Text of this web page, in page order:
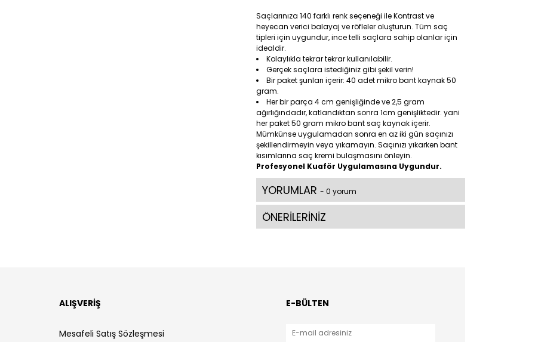
Saçlarınıza 140 farklı renk seçeneği ile Kontrast ve
heyecan verici balayaj ve röfleler oluşturun. Tüm saç
tipleri için uygundur, ince telli saçlara sahip olanlar için
idealdir.
Kolaylıkla tekrar tekrar kullanılabilir.
Gerçek saçlara istediğiniz gibi şekil verin!
Bir paket şunları içerir: 40 adet mikro bant kaynak 50
gram.
Her bir parça 4 cm genişliğinde ve 2,5 gram
ağırlığındadır, katlandıktan sonra 1cm genişliktedir. yani
her paket 50 gram mikro bant saç kaynak içerir.
Mümkünse uygulamadan sonra en az iki gün saçınızı
şekillendirmeyin veya yıkamayın. Saçınızı yıkarken bant
kısımlarına saç kremi bulaşmasını önleyin.
Profesyonel Kuaför Uygulamasına Uygundur.
YORUMLAR - 0 yorum
ÖNERİLERİNİZ
ALIŞVERİŞ
Mesafeli Satış Sözleşmesi
E-BÜLTEN